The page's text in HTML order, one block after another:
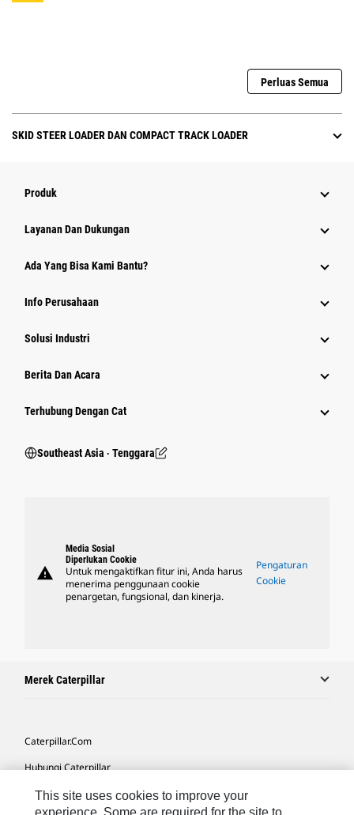
Perluas Semua
SKID STEER LOADER DAN COMPACT TRACK LOADER
Produk
Layanan Dan Dukungan
Ada Yang Bisa Kami Bantu?
Info Perusahaan
Solusi Industri
Berita Dan Acara
Terhubung Dengan Cat
Southeast Asia ‧ Tenggara
warning
Media Sosial
Diperlukan Cookie
Untuk mengaktifkan fitur ini, Anda harus
menerima penggunaan cookie
penargetan, fungsional, dan kinerja.
Pengaturan
Cookie
Merek Caterpillar
Caterpillar.com
Hubungi Caterpillar
Preferensi Pemasaran Saya
This site uses cookies to improve your
experience. Some are required for the site to